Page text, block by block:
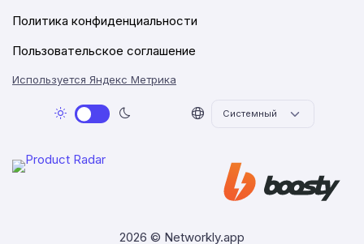
Политика конфиденциальности
Пользовательское соглашение
Используется Яндекс Метрика
2026 © Networkly.app